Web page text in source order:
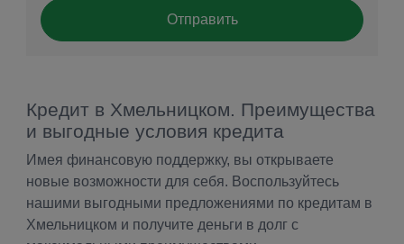
Отправить
Кредит в Хмельницком. Преимущества
и выгодные условия кредита
Имея финансовую поддержку, вы открываете
новые возможности для себя. Воспользуйтесь
нашими выгодными предложениями по кредитам в
Хмельницком и получите деньги в долг с